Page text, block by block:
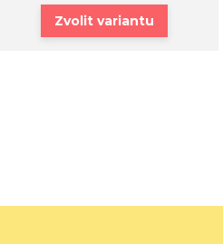
Zvolit variantu